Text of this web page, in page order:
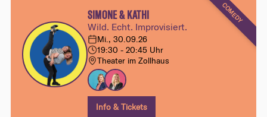
COMEDY
SIMONE & KATHI
Wild. Echt. Improvisiert.
Mi., 30.09.26
19:30 - 20:45 Uhr
Theater im Zollhaus
Info & Tickets